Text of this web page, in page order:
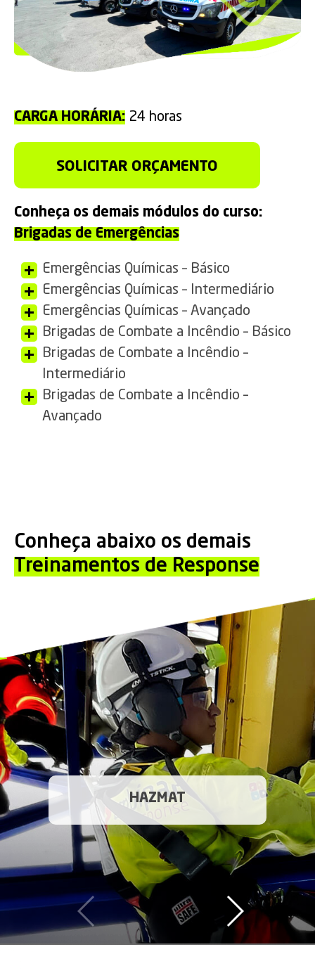
CARGA HORÁRIA: 24 horas
SOLICITAR ORÇAMENTO
Conheça os demais módulos do curso:
Brigadas de Emergências
Emergências Químicas – Básico
Emergências Químicas – Intermediário
Emergências Químicas – Avançado
Brigadas de Combate a Incêndio – Básico
Brigadas de Combate a Incêndio –
Intermediário
Brigadas de Combate a Incêndio –
Avançado
Conheça abaixo os demais
Treinamentos de Response
HAZMAT